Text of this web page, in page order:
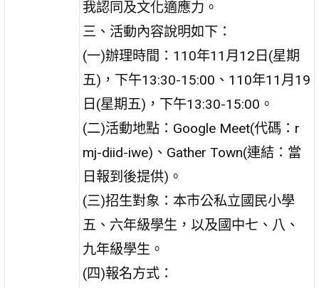
我認同及文化適應力。
三、活動內容說明如下：
(一)辦理時間：110年11月12日(星期
五)，下午13:30-15:00、110年11月19
日(星期五)，下午13:30-15:00。
(二)活動地點：Google Meet(代碼：r
mj-diid-iwe)、Gather Town(連結：當
日報到後提供)。
(三)招生對象：本市公私立國民小學
五、六年級學生，以及國中七、八、
九年級學生。
(四)報名方式：